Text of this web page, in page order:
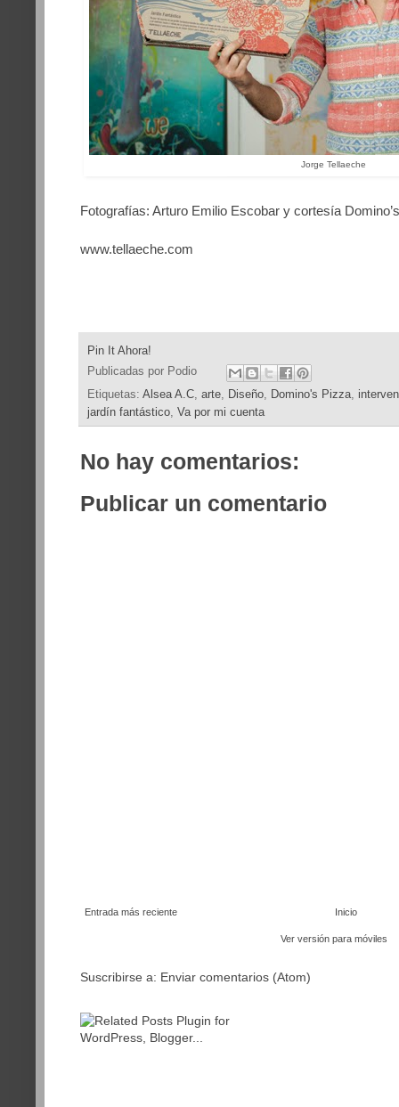
Jorge Tellaeche
Fotografías: Arturo Emilio Escobar y cortesía
www.tellaeche.com
Pin It Ahora!
Publicadas por Podio
Etiquetas: Alsea A.C arte Diseño Domino's Pizza
jardín fantástico Va por mi cuenta
No hay comentarios:
Publicar un comentario
Entrada más reciente Inicio
Ver versión para móviles
Suscribirse a: Enviar comentarios (Atom)